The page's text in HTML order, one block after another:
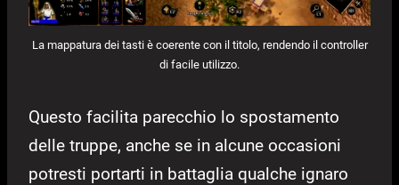
La mappatura dei tasti è coerente con il titolo, rendendo il controller
di facile utilizzo.
Questo facilita parecchio lo spostamento
delle truppe, anche se in alcune occasioni
potresti portarti in battaglia qualche ignaro